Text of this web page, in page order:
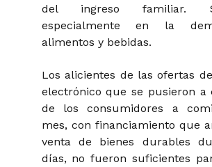
del ingreso familiar.
especialmente en la
alimentos y bebidas.
Los alicientes de las ofertas
electrónico que se pusieron a
de los consumidores a
mes, con financiamiento que
venta de bienes durables
días, no fueron suficientes